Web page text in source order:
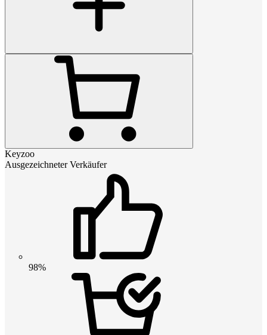
Keyzoo
Ausgezeichneter Verkäufer
98%